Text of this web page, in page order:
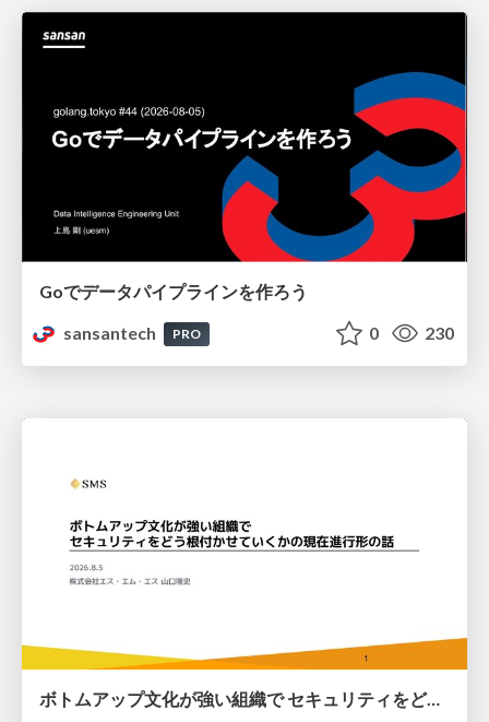
Goでデータパイプラインを作ろう
sansantech
PRO 0 230
ボトムアップ文化が強い組織で セキュリティをどう根付かせていくかの現在進行形の話 / Making Security Stick in a Bottom-Up Organization